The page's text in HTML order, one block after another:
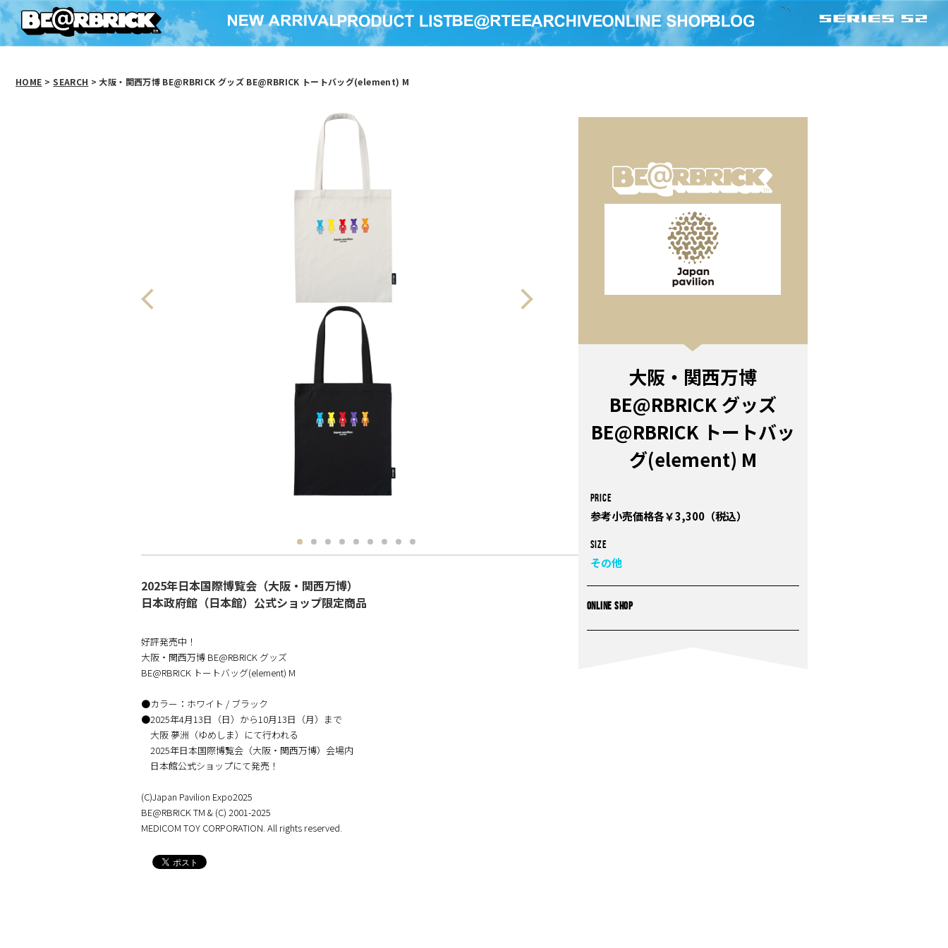
HOME > SEARCH > 大阪・関西万博 BE@RBRICK グッズ BE@RBRICK トートバッグ(element) M
大阪・関西万博
BE@RBRICK グッズ
BE@RBRICK トートバッ
グ(element) M
PRICE
参考小売価格各￥3,300（税込）
Size
その他
ONLINE SHOP
2025年日本国際博覧会（大阪・関西万博）
日本政府館（日本館）公式ショップ限定商品
好評発売中！
大阪・関西万博 BE@RBRICK グッズ
BE@RBRICK トートバッグ(element) M
●カラー：ホワイト / ブラック
●2025年4月13日（日）から10月13日（月）まで
大阪 夢洲（ゆめしま）にて行われる
2025年日本国際博覧会（大阪・関西万博）会場内
日本館公式ショップにて発売！
(C)Japan Pavilion Expo2025
BE@RBRICK TM & (C) 2001-2025
MEDICOM TOY CORPORATION. All rights reserved.